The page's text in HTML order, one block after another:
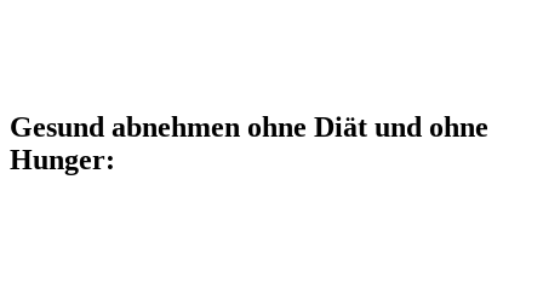
Gesund abnehmen ohne Diät und ohne
Hunger: